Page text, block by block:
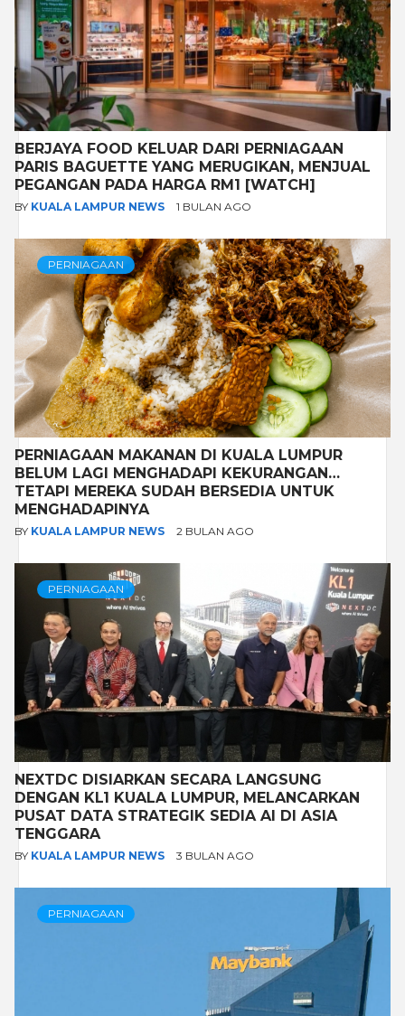
BERJAYA FOOD KELUAR DARI PERNIAGAAN
PARIS BAGUETTE YANG MERUGIKAN, MENJUAL
PEGANGAN PADA HARGA RM1 [WATCH]
BY KUALA LAMPUR NEWS 1 BULAN AGO
PERNIAGAAN
PERNIAGAAN MAKANAN DI KUALA LUMPUR
BELUM LAGI MENGHADAPI KEKURANGAN…
TETAPI MEREKA SUDAH BERSEDIA UNTUK
MENGHADAPINYA
BY KUALA LAMPUR NEWS 2 BULAN AGO
PERNIAGAAN
NEXTDC DISIARKAN SECARA LANGSUNG
DENGAN KL1 KUALA LUMPUR, MELANCARKAN
PUSAT DATA STRATEGIK SEDIA AI DI ASIA
TENGGARA
BY KUALA LAMPUR NEWS 3 BULAN AGO
PERNIAGAAN